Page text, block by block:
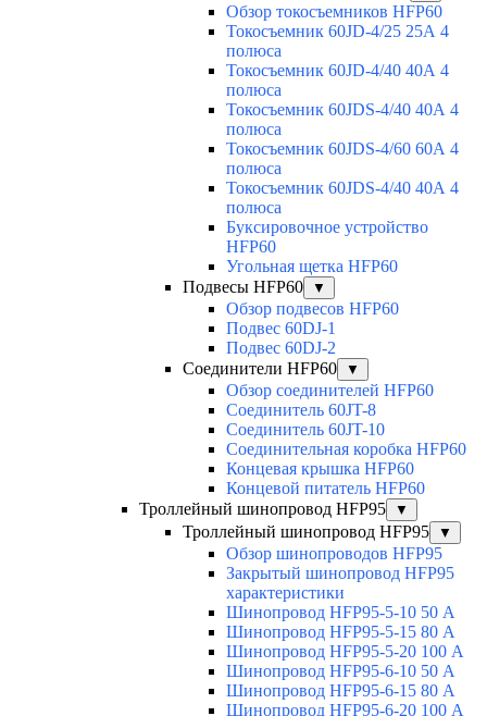
Обзор токосъемников HFP60
Токосъемник 60JD-4/25 25А 4
полюса
Токосъемник 60JD-4/40 40А 4
полюса
Токосъемник 60JDS-4/40 40А 4
полюса
Токосъемник 60JDS-4/60 60А 4
полюса
Токосъемник 60JDS-4/40 40А 4
полюса
Буксировочное устройство
HFP60
Угольная щетка HFP60
Подвесы HFP60
▼
Обзор подвесов HFP60
Подвес 60DJ-1
Подвес 60DJ-2
Соединители HFP60
▼
Обзор соединителей HFP60
Соединитель 60JT-8
Соединитель 60JT-10
Соединительная коробка HFP60
Концевая крышка HFP60
Концевой питатель HFP60
Троллейный шинопровод HFP95
▼
Троллейный шинопровод HFP95 ▼
Обзор шинопроводов HFP95
Закрытый шинопровод HFP95
характеристики
Шинопровод HFP95-5-10 50 А
Шинопровод HFP95-5-15 80 А
Шинопровод HFP95-5-20 100 А
Шинопровод HFP95-6-10 50 А
Шинопровод HFP95-6-15 80 А
Шинопровод HFP95-6-20 100 А